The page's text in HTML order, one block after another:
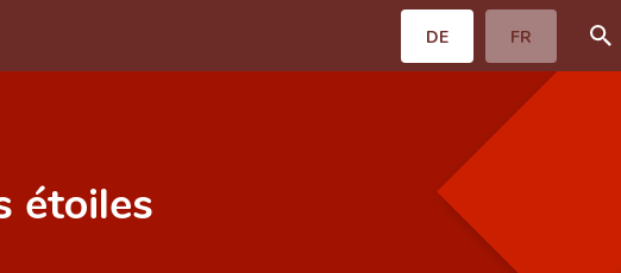
DE FR
étoiles